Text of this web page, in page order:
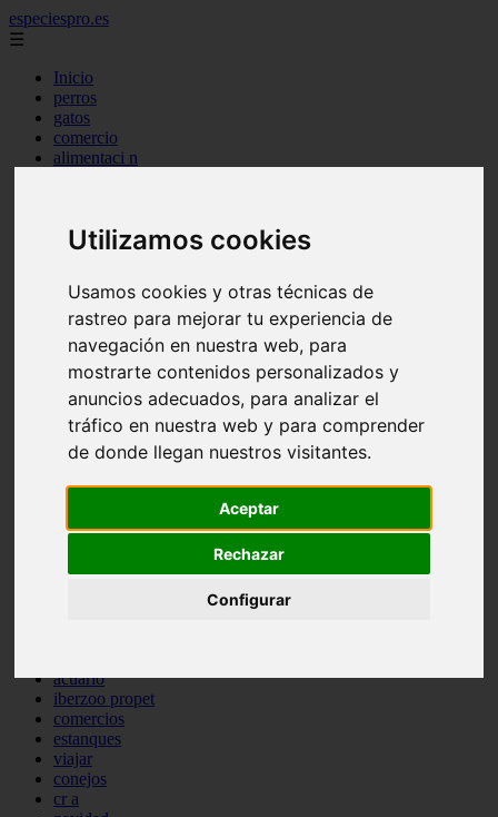
Utilizamos cookies
Usamos cookies y otras técnicas de
rastreo para mejorar tu experiencia de
navegación en nuestra web, para
mostrarte contenidos personalizados y
anuncios adecuados, para analizar el
tráfico en nuestra web y para comprender
de donde llegan nuestros visitantes.
Aceptar
Rechazar
Configurar
especiespro.es
☰
Inicio
perros
gatos
comercio
alimentaci n
tenencia responsable
aves
marketing
bienestar
peque os mam feros
verano
legislaci n
peluquer a
accesorios
peluquer a canina
protagonistas
abandono
acuario
iberzoo propet
comercios
estanques
viajar
conejos
cr a